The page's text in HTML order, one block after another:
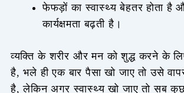
फेफड़ों का स्वास्थ्य बेहतर होता है
कार्यक्षमता बढ़ती है।
व्यक्ति के शरीर और मन को शुद्ध करने के
है, भले ही एक बार पैसा खो जाए तो उसे
है, लेकिन अगर स्वास्थ्य खो जाए तो सब